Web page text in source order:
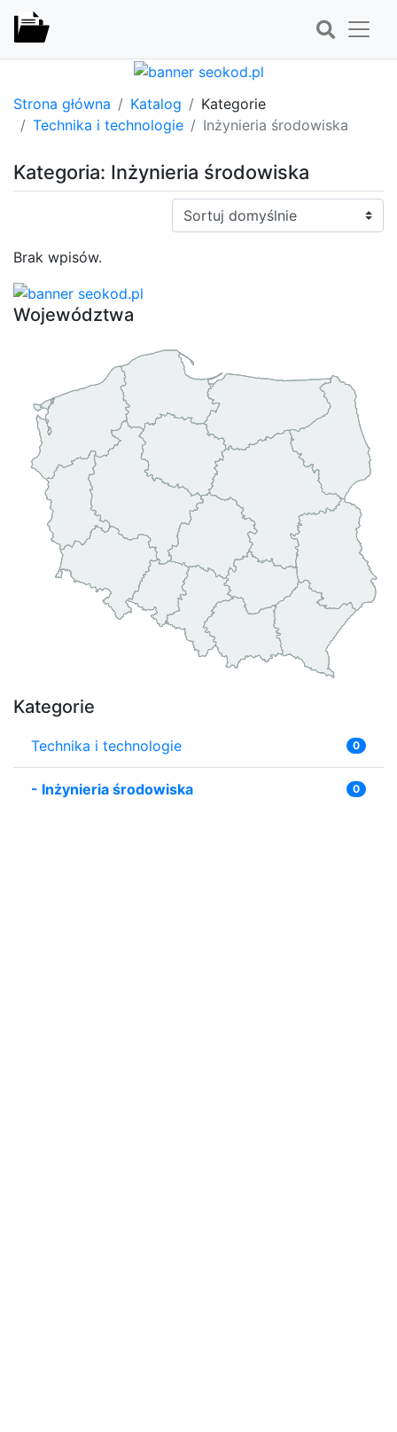
Strona główna Katalog
Kategorie
Technika i technologie
Inżynieria środowiska
Kategoria: Inżynieria środowiska
Sortuj:
Brak wpisów.
Województwa
Kategorie
Technika i technologie 0
- Inżynieria środowiska 0